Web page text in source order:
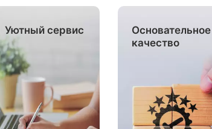
Уютный сервис
Основательное
качество